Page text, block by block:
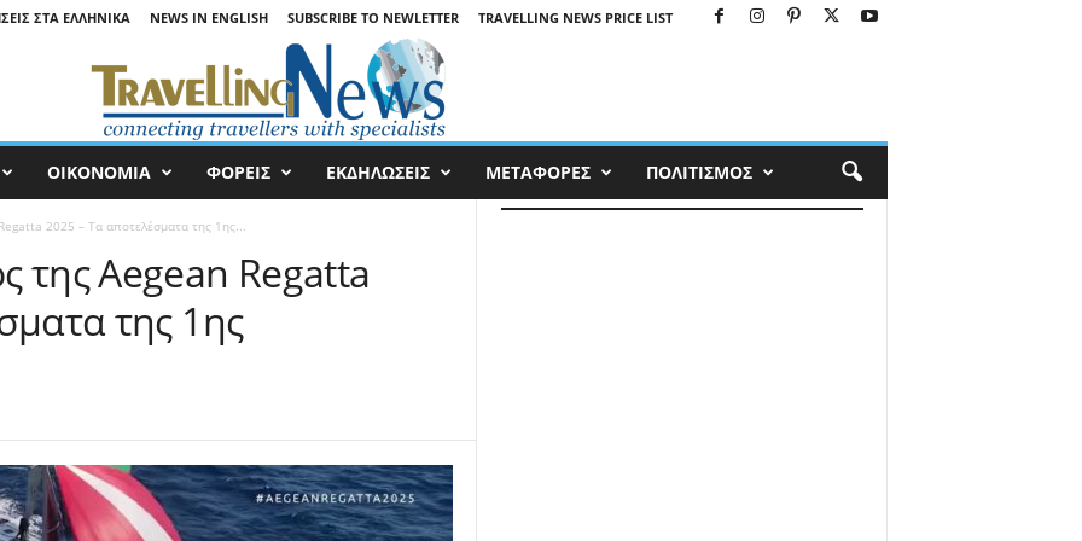
ΣΤΑ ΕΛΛΗΝΙΚΆ NEWS IN ENGLISH SUBSCRIBE TO NEWLETTER TRAVELLING NEWS PRICE LIST
ΟΙΚΟΝΟΜΙΑ ΦΟΡΕΙΣ ΕΚΔΗΛΩΣΕΙΣ ΜΕΤΑΦΟΡΕΣ ΠΟΛΙΤΙΣΜΟΣ
2025 – Τα αποτελέσματα της 1ης...
της Aegean Regatta
της 1ης